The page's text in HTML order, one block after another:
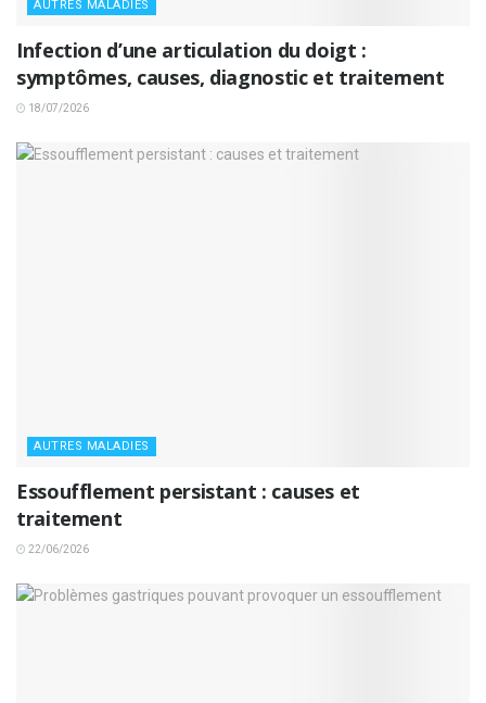
AUTRES MALADIES
Infection d’une articulation du doigt :
symptômes, causes, diagnostic et traitement
18/07/2026
AUTRES MALADIES
Essoufflement persistant : causes et
traitement
22/06/2026